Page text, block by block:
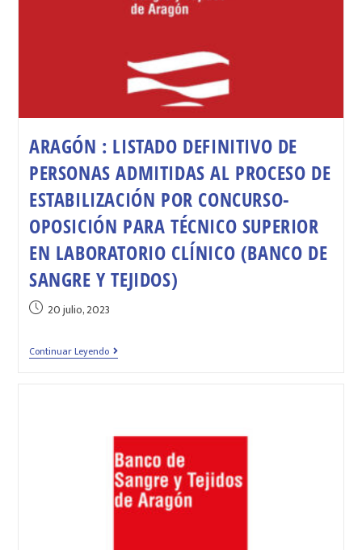
ARAGÓN : LISTADO DEFINITIVO DE
PERSONAS ADMITIDAS AL PROCESO DE
ESTABILIZACIÓN POR CONCURSO-
OPOSICIÓN PARA TÉCNICO SUPERIOR
EN LABORATORIO CLÍNICO (BANCO DE
SANGRE Y TEJIDOS)
20 julio, 2023
Continuar Leyendo